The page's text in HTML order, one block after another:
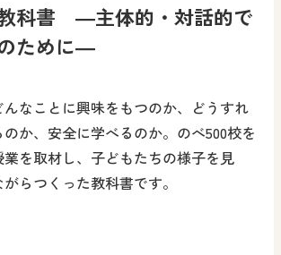
科書 ―主体的・対話的で
ために―
んなことに興味をもつのか、どうすれ
か、安全に学べるのか。のべ500校を
を取材し、子どもたちの様子を見
らつくった教科書です。